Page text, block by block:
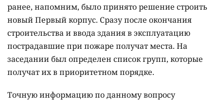
ранее, напомним, было принято решение строить
новый Первый корпус. Сразу после окончания
строительства и ввода здания в эксплуатацию
пострадавшие при пожаре получат места. На
заседании был определен список групп, которые
получат их в приоритетном порядке.
Точную информацию по данному вопросу